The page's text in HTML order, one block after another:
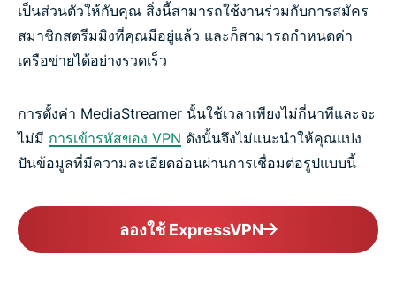
เป็นส่วนตัวให้กับคุณ สิ่งนี้สามารถใช้งานร่วมกับการสมัคร
สมาชิกสตรีมมิงที่คุณมีอยู่แล้ว และก็สามารถกำหนดค่า
เครือข่ายได้อย่างรวดเร็ว
การตั้งค่า MediaStreamer นั้นใช้เวลาเพียงไม่กี่นาทีและจะ
ไม่มี การเข้ารหัสของ VPN ดังนั้นจึงไม่แนะนำให้คุณแบ่ง
ปันข้อมูลที่มีความละเอียดอ่อนผ่านการเชื่อมต่อรูปแบบนี้
ลองใช้ ExpressVPN